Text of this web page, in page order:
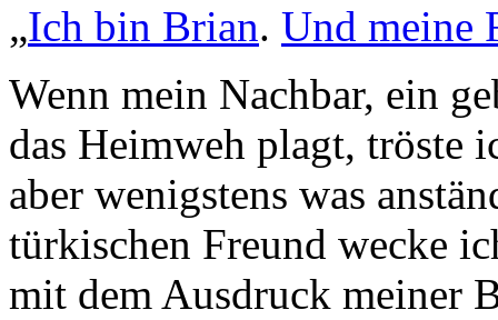
„Ich bin Brian. Und meine
Wenn mein Nachbar, ein
das Heimweh plagt, tröste
aber wenigstens was
türkischen Freund wecke
mit dem Ausdruck meiner